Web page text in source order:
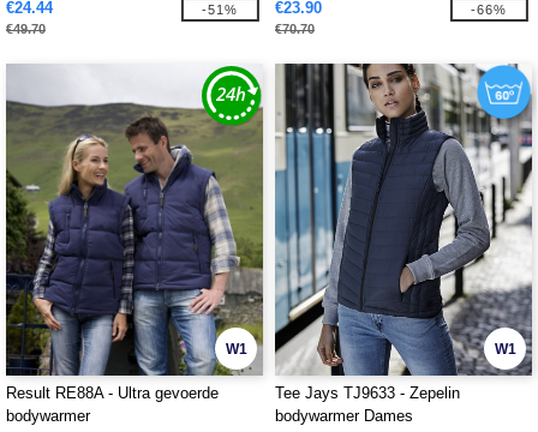
€24.44
€49.70
-51%
€23.90
€70.70
-66%
W1
Result RE88A - Ultra gevoerde
bodywarmer
W1
Tee Jays TJ9633 - Zepelin
bodywarmer Dames